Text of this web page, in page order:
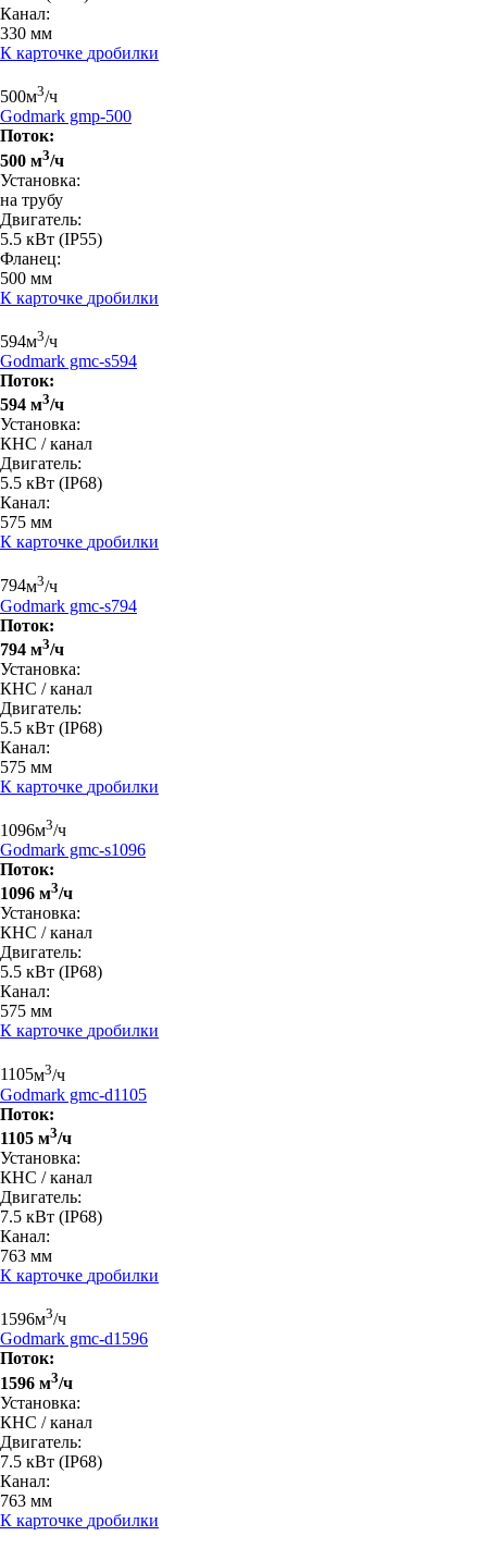
Канал:
330 мм
К карточке дробилки
500м3/ч
Godmark gmp-500
Поток:
500 м3/ч
Установка:
на трубу
Двигатель:
5.5 кВт (IP55)
Фланец:
500 мм
К карточке дробилки
594м3/ч
Godmark gmc-s594
Поток:
594 м3/ч
Установка:
КНС / канал
Двигатель:
5.5 кВт (IP68)
Канал:
575 мм
К карточке дробилки
794м3/ч
Godmark gmc-s794
Поток:
794 м3/ч
Установка:
КНС / канал
Двигатель:
5.5 кВт (IP68)
Канал:
575 мм
К карточке дробилки
1096м3/ч
Godmark gmc-s1096
Поток:
1096 м3/ч
Установка:
КНС / канал
Двигатель:
5.5 кВт (IP68)
Канал:
575 мм
К карточке дробилки
1105м3/ч
Godmark gmc-d1105
Поток:
1105 м3/ч
Установка:
КНС / канал
Двигатель:
7.5 кВт (IP68)
Канал:
763 мм
К карточке дробилки
1596м3/ч
Godmark gmc-d1596
Поток:
1596 м3/ч
Установка:
КНС / канал
Двигатель:
7.5 кВт (IP68)
Канал:
763 мм
К карточке дробилки